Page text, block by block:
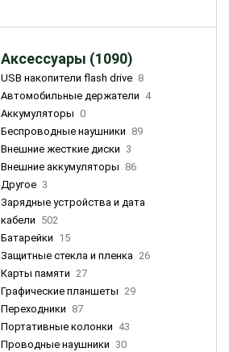
Аксессуары (1090)
USB накопители flash drive 8
Автомобильные держатели 4
Аккумуляторы 0
Беспроводные наушники 89
Внешние жесткие диски 3
Внешние аккумуляторы 86
Другое 3
Зарядные устройства и дата
кабели 502
Батарейки 15
Защитные стекла и пленка 26
Карты памяти 27
Графические планшеты 29
Переходники 87
Портативные колонки 43
Проводные наушники 30